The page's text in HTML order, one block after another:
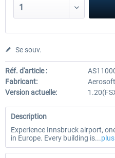
Se souv.
Réf. d'article :
Fabricant:
Aerosoft
Version actuelle:
Description
Experience Innsbruck airport,
in Europe. Every building is...plus